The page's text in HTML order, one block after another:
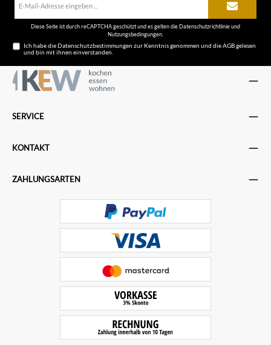
Diese Seite ist durch reCAPTCHA geschützt und es gelten die Datenschutzrichtlinieund
Nutzungsbedingungen.
Ich habe dieDatenschutzbestimmungen zur Kenntnis genommen und dieAGBgelesen
und bin mit ihnen einverstanden.
SERVICE
KONTAKT
ZAHLUNGSARTEN